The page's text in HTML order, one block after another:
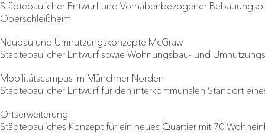
Städtebaulicher Entwurf und Vorhabenbezogener
Oberschleißheim
Neubau und Umnutzungskonzepte McGraw
Städtebaulicher Entwurf sowie Wohnungsbau- und
Mobilitätscampus im Münchner Norden
Städtebaulicher Entwurf für den interkommunalen Standort
Ortserweiterung
Städtebauliches Konzept für ein neues Quartier mit 70